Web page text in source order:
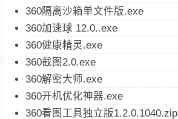
360隔离沙箱单文件版.exe
360加速球 12.0..exe
360健康精灵.exe
360截图2.0.exe
360解密大师.exe
360开机优化神器.exe
360看图工具独立版1.2.0.1040.zip